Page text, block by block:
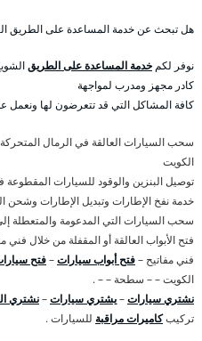
هل تبحث عن خدمة المساعدة على الطريق
نوفر لكمخدمة المساعدة على الطريق
كادر مجهز ومدرب لمواجهة
كافة المشاكل التي قد تتعرضون لها ونعمل
سحب السيارات العالقة في الرمال
الكويت
توصيل البنزين والوقود للسيارات
خدمة نفخ الإطارات وتبديل الإطارات وشحن
سحب السيارات التي المدعومة والمتعطلة
فتح الأبواب العالقة أو المقفلة من خلال
فني مفاتيح –فتح أبواب سيارات–فتح
الكويت – – سطحة – – .
نشتري سيارات–يشتري سيارات–نشتري
تركيبكاميرات مراقبة للسيارات .